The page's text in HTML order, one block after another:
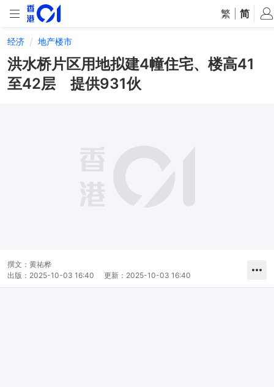
繁 简
经济 地产楼市
洪水桥片区用地拟建4幢住宅、楼高41
至42层 提供931伙
撰文： 黄祐桦
出版： 2025-10-03 16:40 更新： 2025-10-03 16:40